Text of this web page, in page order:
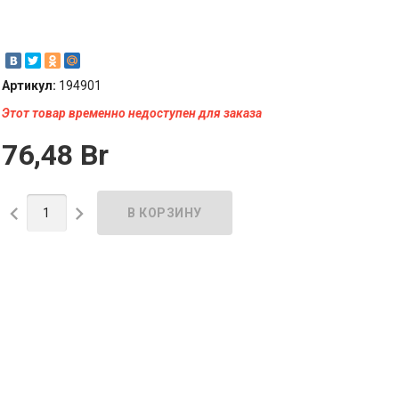
Артикул: 194901
Этот товар временно недоступен для заказа
76,48 Br
 